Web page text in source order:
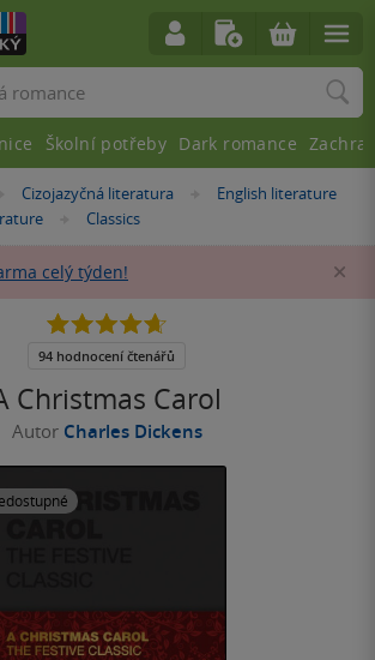
»Cizojazyčná literatura »
English literature
»
Classics
celý týden!
Christmas Carol
Autor Charles Dickens
4.7
5
94 hodnocení čtenářů
Školní potřeby Dark romance